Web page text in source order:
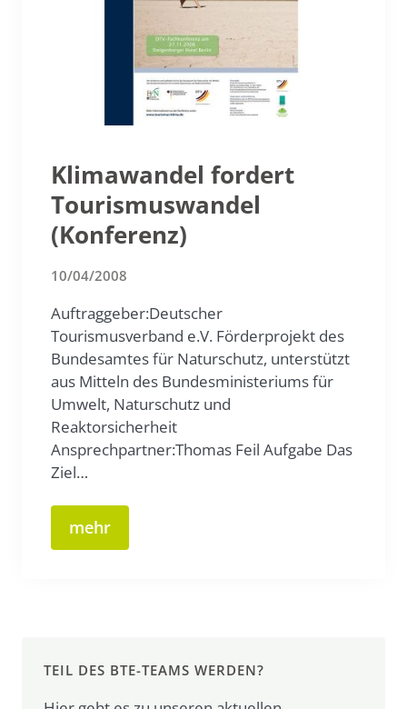
Klimawandel fordert
Tourismuswandel
(Konferenz)
10/04/2008
Auftraggeber:Deutscher
Tourismusverband e.V. Förderprojekt des
Bundesamtes für Naturschutz, unterstützt
aus Mitteln des Bundesministeriums für
Umwelt, Naturschutz und
Reaktorsicherheit
Ansprechpartner:Thomas Feil Aufgabe Das
Ziel…
mehr
TEIL DES BTE-TEAMS WERDEN?